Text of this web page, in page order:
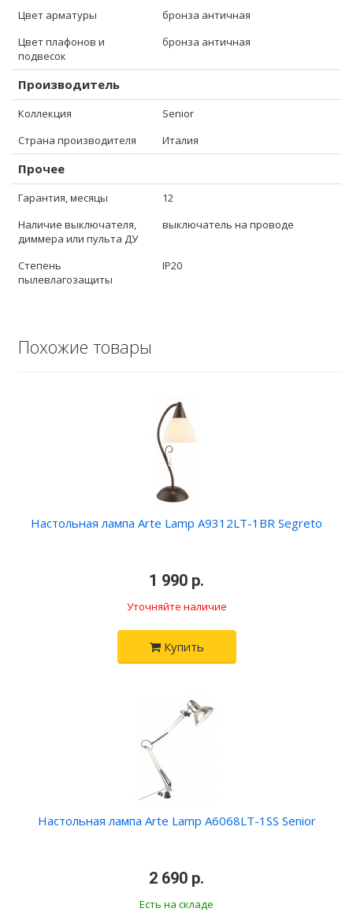
Цвет арматуры
бронза античная
Цвет плафонов и
подвесок
бронза античная
Производитель
Коллекция
Senior
Страна производителя
Италия
Прочее
Гарантия, месяцы
12
Наличие выключателя,
диммера или пульта ДУ
выключатель на проводе
Степень
пылевлагозащиты
IP20
Похожие товары
Настольная лампа Arte Lamp A9312LT-1BR Segreto
1 990 р.
Уточняйте наличие
Купить
Настольная лампа Arte Lamp A6068LT-1SS Senior
2 690 р.
Есть на складе